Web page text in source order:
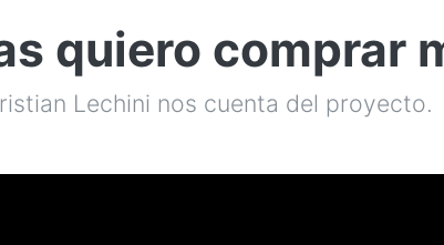
quiero comprar
Lechini nos cuenta del proyecto.